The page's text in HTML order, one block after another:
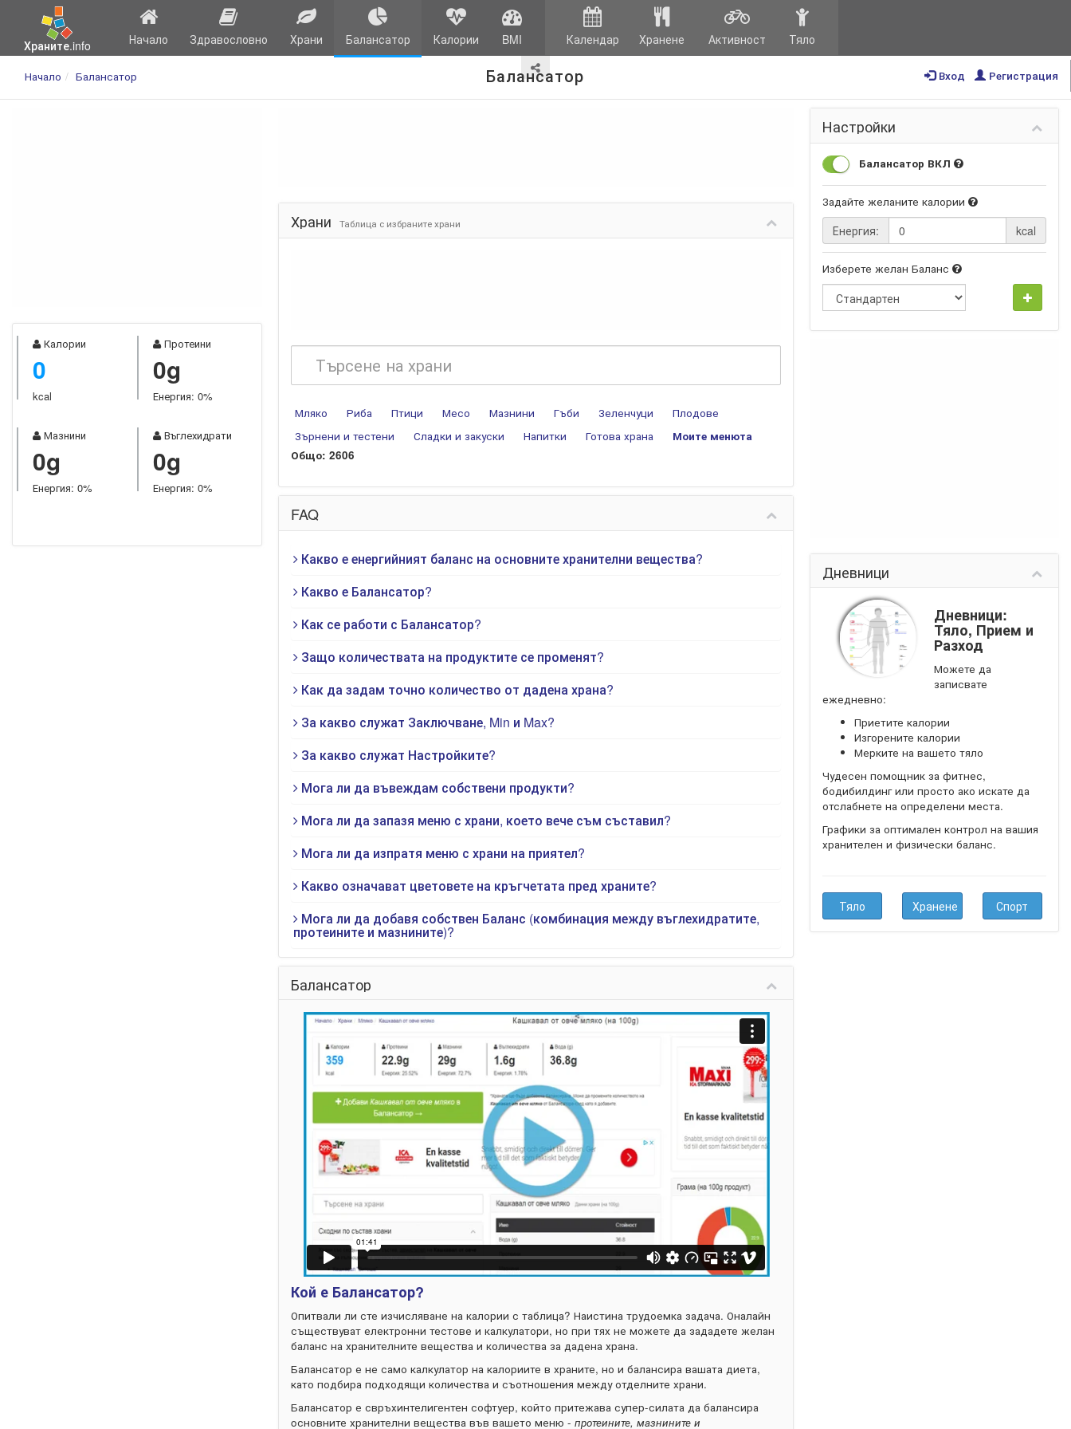
Храните.info Начало Здравословно Храни Балансатор Калории BMI Календар Хранене Активност Тяло
Балансатор
Начало Балансатор Регистрация
Вход
Калории
0
kcal
Протеини
0g
Енергия: 0%
Мазнини
0g
Енергия: 0%
Въглехидрати
0g
Енергия: 0%
Храни Таблица с избраните храни
Мляко Риба Птици Месо Мазнини Гъби Зеленчуци
Плодове
Зърнени и тестени
Сладки и закуски Напитки Готова храна
Моите менюта
Общо: 2606
FAQ
Какво е енергийният баланс на основните хранителни вещества?
Какво е Балансатор?
Как се работи с Балансатор?
Защо количествата на продуктите се променят?
Как да задам точно количество от дадена храна?
За какво служат Заключване, Min и Max?
За какво служат Настройките?
Мога ли да въвеждам собствени продукти?
Мога ли да запазя меню с храни, което вече съм съставил?
Мога ли да изпратя меню с храни на приятел?
Какво означават цветовете на кръгчетата пред храните?
Мога ли да добавя собствен Баланс (комбинация между въглехидратите,
протеините и мазнините)?
Балансатор
Кой е Балансатор?
Опитвали ли сте изчисляване на калории с таблица? Наистина трудоемка задача. Оналайн
съществуват електронни тестове и калкулатори, но при тях не можете да зададете желан
баланс на хранителните вещества и количества за дадена храна.
Балансатор е не само калкулатор на калориите в храните, но и балансира вашата диета,
като подбира подходящи количества и съотношения между отделните храни.
Балансатор е свръхинтелигентен софтуер, който притежава супер-силата да балансира
oсновните хранителни вещества във вашето меню - протеините, мазнините и
Настройки
Балансатор ВКЛ
Задайте желаните калории
Енергия: kcal
Изберете желан Баланс
Дневници
Дневници:
Тяло, Прием и
Разход
Можете да
записвате
ежедневно:
Приетите калории
Изгорените калории
Мерките на вашето тяло
Чудесен помощник за фитнес,
бодибилдинг или просто ако искате да
отслабнете на определени места.
Графики за оптимален контрол на вашия
хранителен и физически баланс.
Тяло Хранене Спорт